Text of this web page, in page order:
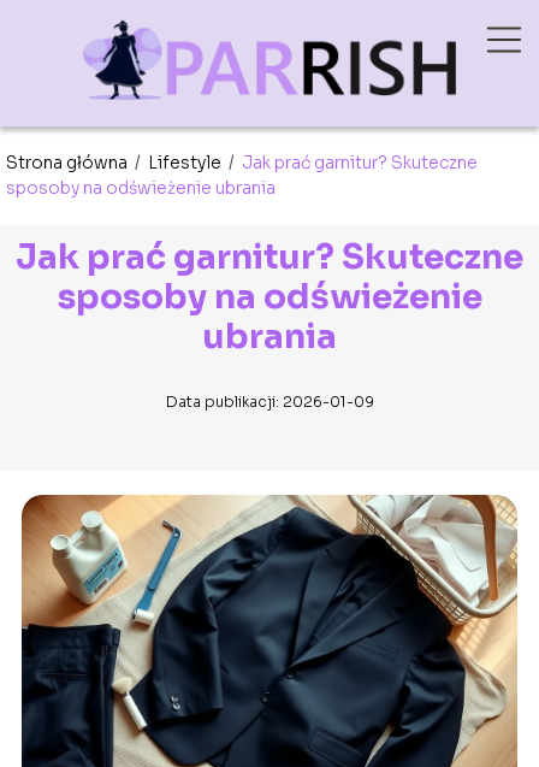
Strona główna / Lifestyle / Jak prać garnitur? Skuteczne
sposoby na odświeżenie ubrania
Jak prać garnitur? Skuteczne
sposoby na odświeżenie
ubrania
Data publikacji: 2026-01-09